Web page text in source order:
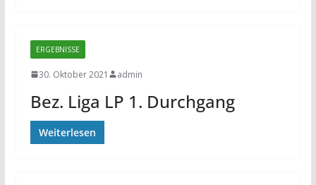
ERGEBNISSE
30. Oktober 2021 admin
Bez. Liga LP 1. Durchgang
Weiterlesen